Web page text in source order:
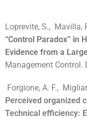
Loprevite, S., Mavilla,
“Control Paradox” in
Evidence from a
Management Control.
Forgione, A. F.,
Perceived organized
Technical efficiency: